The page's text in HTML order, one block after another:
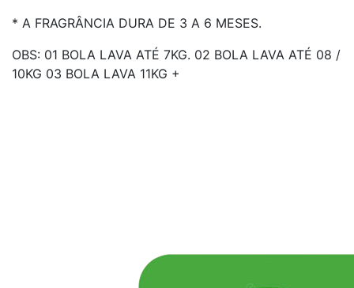
* A FRAGRÂNCIA DURA DE 3 A 6 MESES.
OBS: 01 BOLA LAVA ATÉ 7KG. 02 BOLA LAVA ATÉ 08 /
10KG 03 BOLA LAVA 11KG +